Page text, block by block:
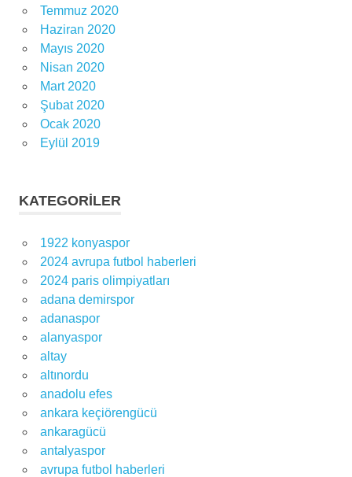
Temmuz 2020
Haziran 2020
Mayıs 2020
Nisan 2020
Mart 2020
Şubat 2020
Ocak 2020
Eylül 2019
KATEGORILER
1922 konyaspor
2024 avrupa futbol haberleri
2024 paris olimpiyatları
adana demirspor
adanaspor
alanyaspor
altay
altınordu
anadolu efes
ankara keçiörengücü
ankaragücü
antalyaspor
avrupa futbol haberleri